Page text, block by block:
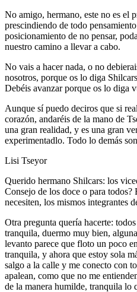
No amigo, hermano, este no es el
prescindiendo de todo
posicionamiento de no pensar,
nuestro camino a llevar a cabo.
No vais a hacer nada, o no
nosotros, porque os lo diga
Debéis avanzar porque os lo diga
Aunque sí puedo deciros que si
corazón, andaréis de la mano de
una gran realidad, y es una gran
experimentadlo. Todo lo demás
Lisi Tseyor
Querido hermano Shilcars: los
Consejo de los doce o para todos?
necesiten, los mismos integrantes
Otra pregunta quería hacerte:
tranquila, duermo muy bien,
levanto parece que floto un poco
tranquila, y ahora que estoy sola
salgo a la calle y me conecto con
apalean, como que no me
de la manera humilde, tranquila lo